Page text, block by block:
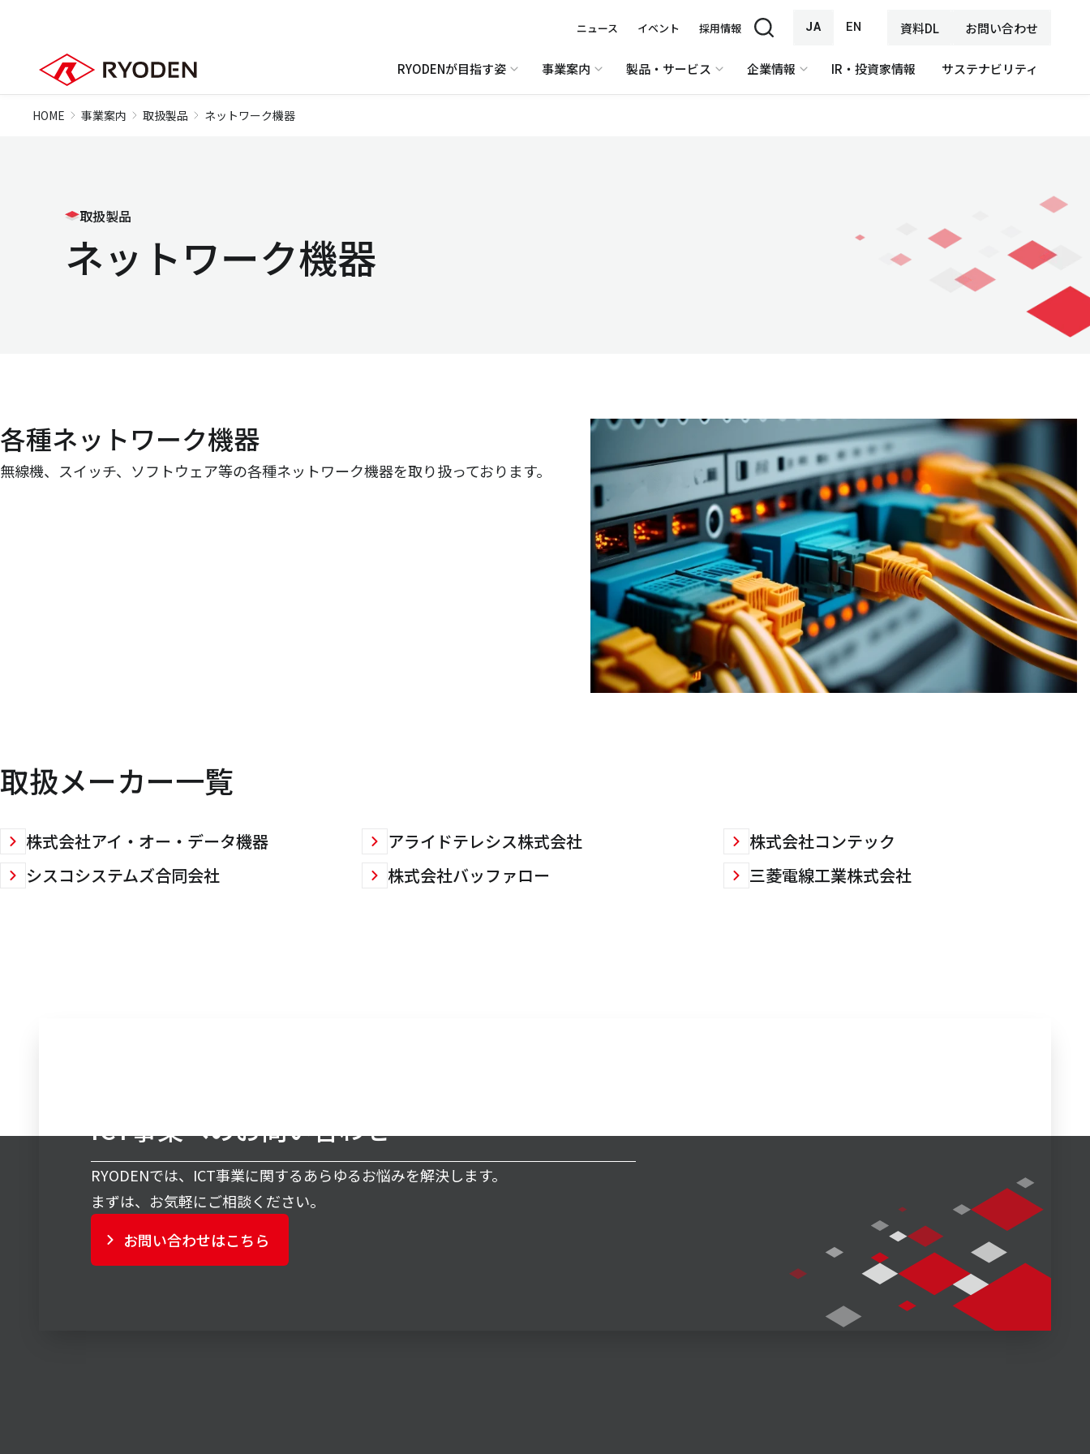
ニュース イベント 採用情報 JA EN 資料DL お問い合わせ
RYODENが目指す姿 事業案内 製品・サービス 企業情報 IR・投資家情報 サステナビリティ
HOME 事業案内 取扱製品 ネットワーク機器
取扱製品
ネットワーク機器
各種ネットワーク機器
無線機、スイッチ、ソフトウェア等の各種ネットワーク機器を取り扱っております。
取扱メーカー一覧
株式会社アイ・オー・データ機器 アライドテレシス株式会社
株式会社コンテック
シスコシステムズ合同会社
株式会社バッファロー 三菱電線工業株式会社
ICT事業へのお問い合わせ
RYODENでは、ICT事業に関するあらゆるお悩みを解決します。
まずは、お気軽にご相談ください。
お問い合わせはこちら